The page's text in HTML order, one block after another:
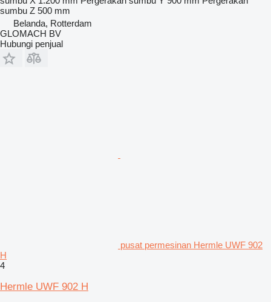
sumbu Z 500 mm
Belanda, Rotterdam
GLOMACH BV
Hubungi penjual
pusat permesinan Hermle UWF 902
H
4
Hermle UWF 902 H